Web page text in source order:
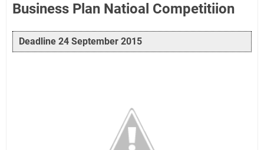
Business Plan Natioal Competitiion
Deadline 24 September 2015